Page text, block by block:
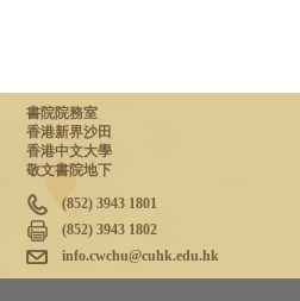
書院院務室
香港新界沙田
香港中文大學
敬文書院地下
(852) 3943 1801
(852) 3943 1802
info.cwchu@cuhk.edu.hk